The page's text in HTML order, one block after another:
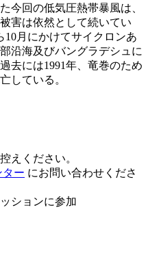
今回の低気圧熱帯暴風は、
害は依然として続いてい
10月にかけてサイクロンあ
沿海及びバングラデシュに
去には1991年、竜巻のため
している。
えください。
ター にお問い合わせくださ
ションに参加